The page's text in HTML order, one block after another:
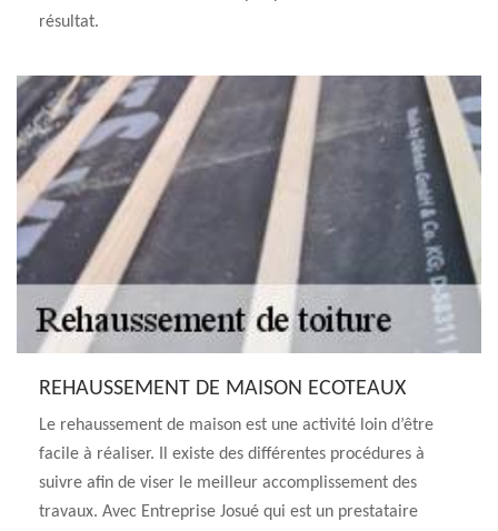
résultat.
REHAUSSEMENT DE MAISON ECOTEAUX
Le rehaussement de maison est une activité loin d’être
facile à réaliser. Il existe des différentes procédures à
suivre afin de viser le meilleur accomplissement des
travaux. Avec Entreprise Josué qui est un prestataire